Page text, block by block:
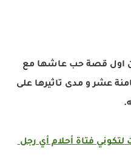
عن اول قصة حب عاشها مع
عشر و مدى تاثيرها على